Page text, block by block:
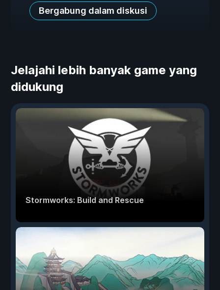
Bergabung dalam diskusi
Jelajahi lebih banyak game yang
didukung
Stormworks: Build and Rescue